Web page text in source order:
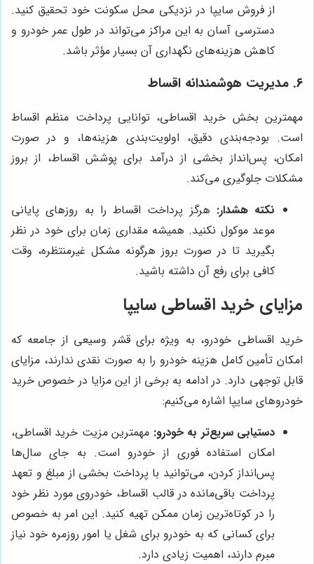
از فروش سایپا در نزدیکی محل سکونت خود تحقیق کنید.
دسترسی آسان به این مراکز می‌تواند در طول عمر خودرو و
کاهش هزینه‌های نگهداری آن بسیار مؤثر باشد.
۶. مدیریت هوشمندانه اقساط
مهمترین بخش خرید اقساطی، توانایی پرداخت منظم اقساط
است. بودجه‌بندی دقیق، اولویت‌بندی هزینه‌ها، و در صورت
امکان، پس‌انداز بخشی از درآمد برای پوشش اقساط، از بروز
مشکلات جلوگیری می‌کند.
نکته هشدار: هرگز پرداخت اقساط را به روزهای پایانی
موعد موکول نکنید. همیشه مقداری زمان برای خود در نظر
بگیرید تا در صورت بروز هرگونه مشکل غیرمنتظره، وقت
کافی برای رفع آن داشته باشید.
مزایای خرید اقساطی سایپا
خرید اقساطی خودرو، به ویژه برای قشر وسیعی از جامعه که
امکان تأمین کامل هزینه خودرو را به صورت نقدی ندارند، مزایای
قابل توجهی دارد. در ادامه به برخی از این مزایا در خصوص خرید
خودروهای سایپا اشاره می‌کنیم:
دستیابی سریع‌تر به خودرو: مهمترین مزیت خرید اقساطی،
امکان استفاده فوری از خودرو است. به جای سال‌ها
پس‌انداز کردن، می‌توانید با پرداخت بخشی از مبلغ و تعهد
پرداخت باقی‌مانده در قالب اقساط، خودروی مورد نظر خود
را در کوتاه‌ترین زمان ممکن تهیه کنید. این امر به خصوص
برای کسانی که به خودرو برای شغل یا امور روزمره خود نیاز
مبرم دارند، اهمیت زیادی دارد.